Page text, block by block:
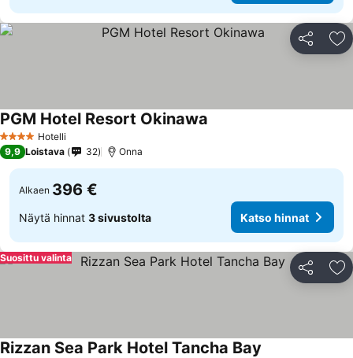
Jaa
4 Tähtiluokitus
Hotelli
PGM Hotel Resort Okinawa
9,9 Loistava 32 Onna
Alkaen 396 €
Näytä hinnat 3 sivustolta Katso hinnat
Jaa
Suosittu valinta
Rizzan Sea Park Hotel Tancha Bay